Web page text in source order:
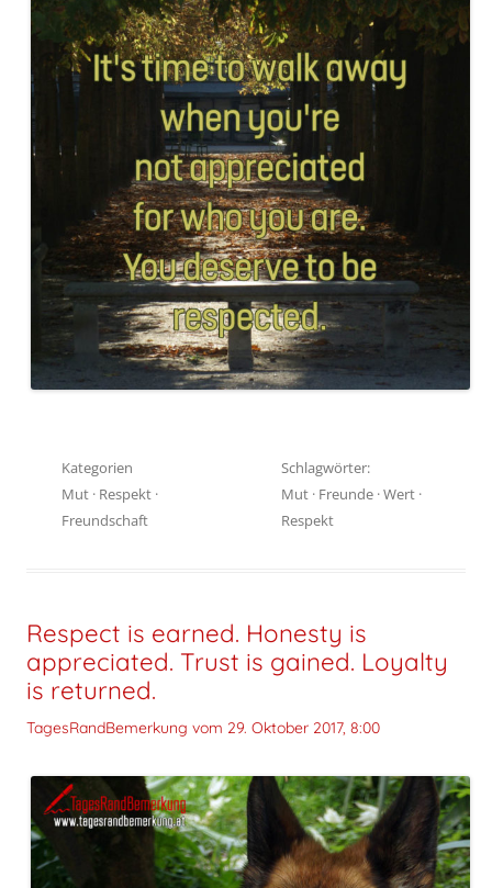
Kategorien
Mut · Respekt ·
Freundschaft
Schlagwörter:
Mut · Freunde ·Wert ·
Respekt
Respect is earned. Honesty is
appreciated. Trust is gained. Loyalty
is returned.
TagesRandBemerkung vom 29. Oktober 2017, 8:00